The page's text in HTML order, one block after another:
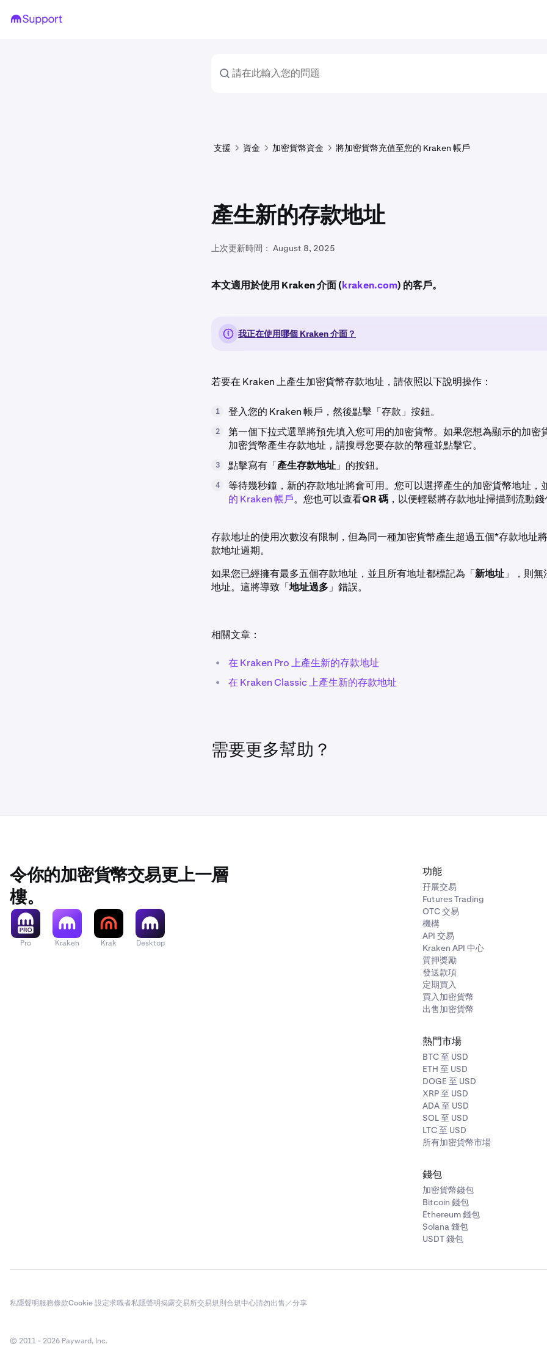
支援 資金 加密貨幣資金 將加密貨幣充值至您的 Kraken 帳戶
產生新的存款地址
上次更新時間： August 8, 2025
本文適用於使用 Kraken 介面 (kraken.com) 的客戶。
我正在使用哪個 Kraken 介面？
若要在 Kraken 上產生加密貨幣存款地址，請依照以下說明操作：
1 登入您的 Kraken 帳戶，然後點擊「存款」按鈕。
2
第一個下拉式選單將預先填入您可用的加密貨幣。如果您想為顯示的加密
加密貨幣產生存款地址，請搜尋您要存款的幣種並點擊它。
3 點擊寫有「產生存款地址 」的按鈕。
4 等待幾秒鐘，新的存款地址將會可用。您可以選擇產生的加密貨幣地址，
的 Kraken 帳戶。您也可以查看QR 碼 ，以便輕鬆將存款地址掃描到流動錢
存款地址的使用次數沒有限制，但為同一種加密貨幣產生超過五個*存款地址
款地址過期。
如果您已經擁有最多五個存款地址，並且所有地址都標記為「新地址 」，則
地址。這將導致「地址過多 」錯誤。
相關文章：
• 在 Kraken Pro 上產生新的存款地址
• 在 Kraken Classic 上產生新的存款地址
需要更多幫助？
令你的加密貨幣交易更上一層
樓。
Pro Kraken Krak Desktop
功能
孖展交易
Futures Trading
OTC 交易
機構
API 交易
Kraken API 中心
質押獎勵
發送款項
定期買入
買入加密貨幣
出售加密貨幣
熱門市場
BTC 至 USD
ETH 至 USD
DOGE 至 USD
XRP 至 USD
ADA 至 USD
SOL 至 USD
LTC 至 USD
所有加密貨幣市場
錢包
加密貨幣錢包
Bitcoin 錢包
Ethereum 錢包
Solana 錢包
USDT 錢包
私隱聲明服務條款Cookie 設定求職者私隱聲明揭露交易所交易規則合規中心請勿出售／分享
© 2011 - 2026 Payward, Inc.